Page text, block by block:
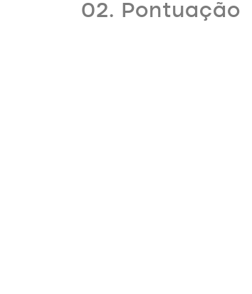
02. Pontuação